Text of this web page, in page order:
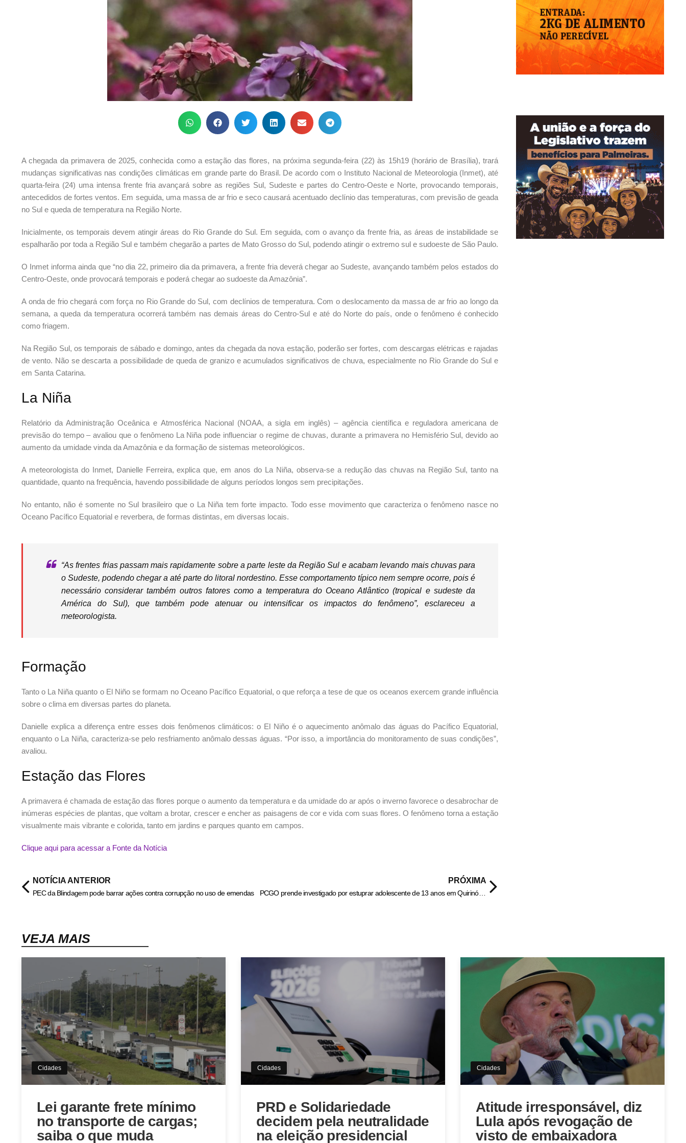
A chegada da primavera de 2025, conhecida como a estação das flores, na próxima segunda-feira (22) às 15h19 (horário de Brasília), trará
mudanças significativas nas condições climáticas em grande parte do Brasil. De acordo com o Instituto Nacional de Meteorologia (Inmet), até
quarta-feira (24) uma intensa frente fria avançará sobre as regiões Sul, Sudeste e partes do Centro-Oeste e Norte, provocando temporais,
antecedidos de fortes ventos. Em seguida, uma massa de ar frio e seco causará acentuado declínio das temperaturas, com previsão de geada
no Sul e queda de temperatura na Região Norte.
Inicialmente, os temporais devem atingir áreas do Rio Grande do Sul. Em seguida, com o avanço da frente fria, as áreas de instabilidade se
espalharão por toda a Região Sul e também chegarão a partes de Mato Grosso do Sul, podendo atingir o extremo sul e sudoeste de São Paulo.
O Inmet informa ainda que “no dia 22, primeiro dia da primavera, a frente fria deverá chegar ao Sudeste, avançando também pelos estados do
Centro-Oeste, onde provocará temporais e poderá chegar ao sudoeste da Amazônia”.
A onda de frio chegará com força no Rio Grande do Sul, com declínios de temperatura. Com o deslocamento da massa de ar frio ao longo da
semana, a queda da temperatura ocorrerá também nas demais áreas do Centro-Sul e até do Norte do país, onde o fenômeno é conhecido
como friagem.
Na Região Sul, os temporais de sábado e domingo, antes da chegada da nova estação, poderão ser fortes, com descargas elétricas e rajadas
de vento. Não se descarta a possibilidade de queda de granizo e acumulados significativos de chuva, especialmente no Rio Grande do Sul e
em Santa Catarina.
La Niña
Relatório da Administração Oceânica e Atmosférica Nacional (NOAA, a sigla em inglês) – agência científica e reguladora americana de
previsão do tempo – avaliou que o fenômeno La Niña pode influenciar o regime de chuvas, durante a primavera no Hemisfério Sul, devido ao
aumento da umidade vinda da Amazônia e da formação de sistemas meteorológicos.
A meteorologista do Inmet, Danielle Ferreira, explica que, em anos do La Niña, observa-se a redução das chuvas na Região Sul, tanto na
quantidade, quanto na frequência, havendo possibilidade de alguns períodos longos sem precipitações.
No entanto, não é somente no Sul brasileiro que o La Niña tem forte impacto. Todo esse movimento que caracteriza o fenômeno nasce no
Oceano Pacífico Equatorial e reverbera, de formas distintas, em diversas locais.
“As frentes frias passam mais rapidamente sobre a parte leste da Região Sul e acabam levando mais chuvas para
o Sudeste, podendo chegar a até parte do litoral nordestino. Esse comportamento típico nem sempre ocorre, pois é
necessário considerar também outros fatores como a temperatura do Oceano Atlântico (tropical e sudeste da
América do Sul), que também pode atenuar ou intensificar os impactos do fenômeno”, esclareceu a
meteorologista.
Formação
Tanto o La Niña quanto o El Niño se formam no Oceano Pacífico Equatorial, o que reforça a tese de que os oceanos exercem grande influência
sobre o clima em diversas partes do planeta.
Danielle explica a diferença entre esses dois fenômenos climáticos: o El Niño é o aquecimento anômalo das águas do Pacífico Equatorial,
enquanto o La Niña, caracteriza-se pelo resfriamento anômalo dessas águas. “Por isso, a importância do monitoramento de suas condições”,
avaliou.
Estação das Flores
A primavera é chamada de estação das flores porque o aumento da temperatura e da umidade do ar após o inverno favorece o desabrochar de
inúmeras espécies de plantas, que voltam a brotar, crescer e encher as paisagens de cor e vida com suas flores. O fenômeno torna a estação
visualmente mais vibrante e colorida, tanto em jardins e parques quanto em campos.
Clique aqui para acessar a Fonte da Notícia
NOTÍCIA ANTERIOR
PEC da Blindagem pode barrar ações contra corrupção no uso de emendas
PRÓXIMA
PCGO prende investigado por estuprar adolescente de 13 anos em Quirinópolis – Policia Civil do Estado de Goiás
VEJA MAIS
Cidades
Lei garante frete mínimo
no transporte de cargas;
saiba o que muda
Cidades
PRD e Solidariedade
decidem pela neutralidade
na eleição presidencial
Cidades
Atitude irresponsável, diz
Lula após revogação de
visto de embaixadora